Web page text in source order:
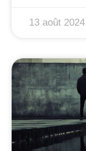
13 août 2024